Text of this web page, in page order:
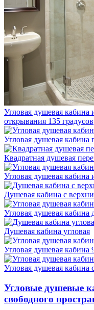
Угловая душевая кабина
открывания 135 градусов
Угловая душевая кабина
Квадратная душевая
Угловая душевая кабина
Душевая кабина с
Угловая душевая
Душевая кабина угловая
Угловая душевая кабина
Угловая душевая кабина
Угловые душевые
свободного